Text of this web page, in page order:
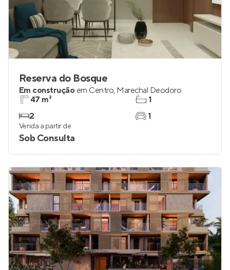
Reserva do Bosque
Em construção em Centro, Marechal Deodoro
47 m²
2
1
1
Venda a partir de
Sob Consulta